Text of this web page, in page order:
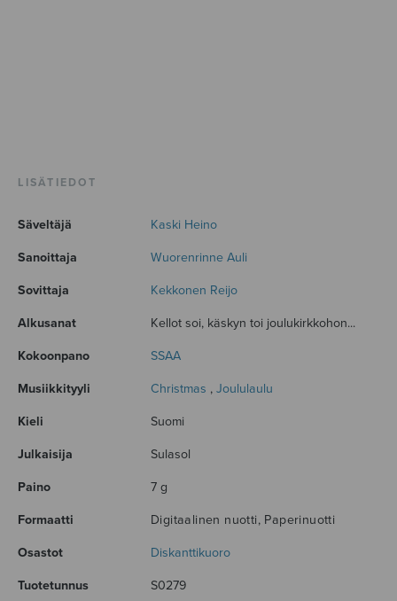
LISÄTIEDOT
Säveltäjä Kaski Heino
Sanoittaja Wuorenrinne Auli
Sovittaja Kekkonen Reijo
Alkusanat Kellot soi, käskyn toi joulukirkkohon...
Kokoonpano SSAA
Musiikkityyli Christmas , Joululaulu
Kieli Suomi
Julkaisija Sulasol
Paino 7 g
Formaatti Digitaalinen nuotti, Paperinuotti
Osastot Diskanttikuoro
Tuotetunnus S0279